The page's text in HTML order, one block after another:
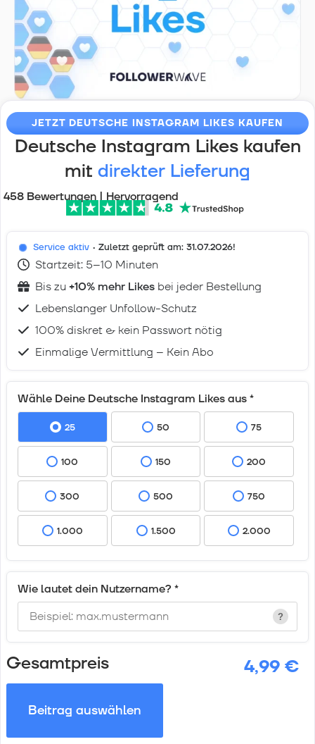
JETZT DEUTSCHE INSTAGRAM LIKES KAUFEN
Deutsche Instagram Likes kaufen
mit direkter Lieferung
458 Bewertungen | Hervorragend
Service aktiv • Zuletzt geprüft am: 31.07.2026!
Startzeit: 5–10 Minuten
Bis zu +10% mehr Likes bei jeder Bestellung
Lebenslanger Unfollow-Schutz
100% diskret & kein Passwort nötig
Einmalige Vermittlung – Kein Abo
Wähle Deine Deutsche Instagram Likes aus *
25 50 75
100 150 200
300 500 750
1.000 1.500 2.000
Wie lautet dein Nutzername? *
?
Gesamtpreis 4,99 €
Beitrag auswählen